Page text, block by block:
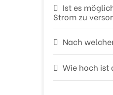
Ist es
Strom zu
Nach
Wie hoch ist